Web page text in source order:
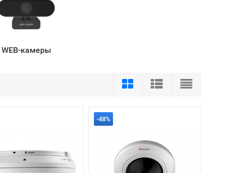
WEB-камеры
-48%